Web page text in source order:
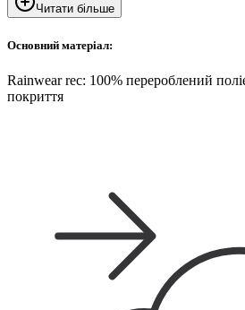
Читати більше
Основний матеріал:
Rainwear rec: 100% перероблений
покриття